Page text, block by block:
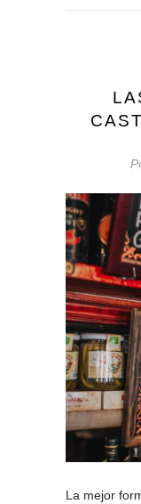
La mejor